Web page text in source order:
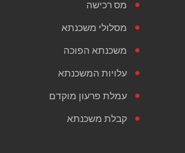
מס רכישה
מסלולי משכנתא
משכנתא הפוכה
עלויות המשכנתא
עמלת פרעון מוקדם
קבלת משכנתא